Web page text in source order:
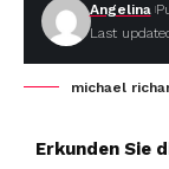
Last
Angelina
michael
Erkunden Sie